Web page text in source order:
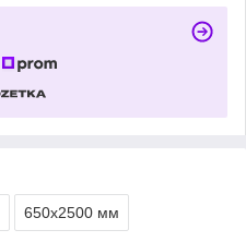
650х2500 мм